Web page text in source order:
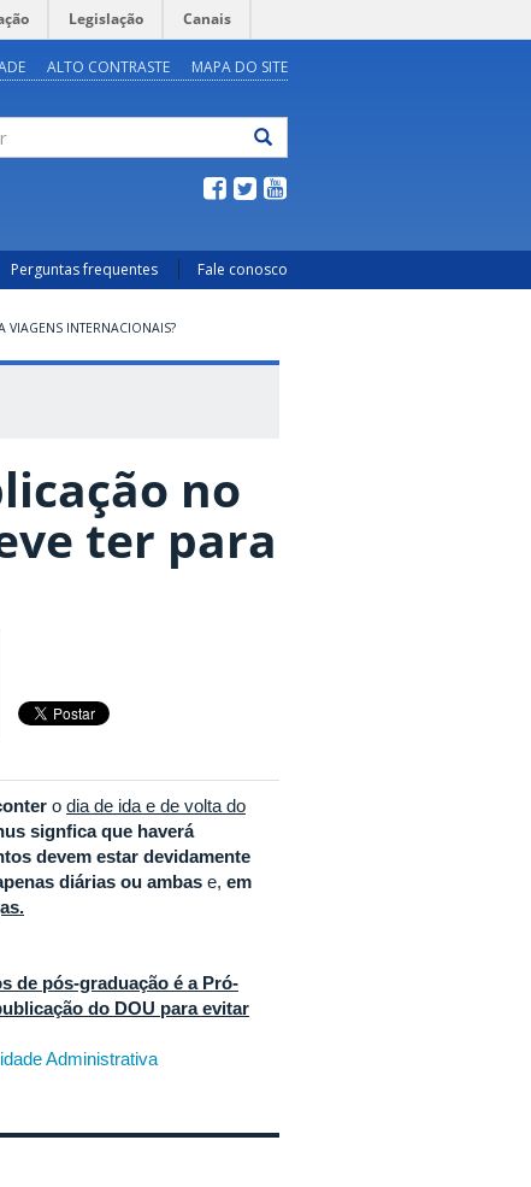
Legislação Canais
ALTO CONTRASTE MAPA DO SITE
Perguntas frequentes Fale conosco
INTERNACIONAIS?
no
ter para
o dia de ida e de volta do
signfica que haverá
devem estar devidamente
diárias ou ambas e, em
de pós-graduação é a Pró-
do DOU para evitar
Administrativa